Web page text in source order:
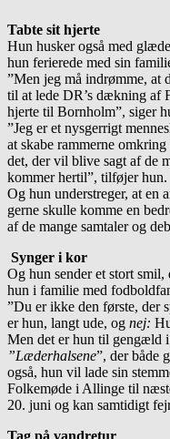
Tabte sit hjerte
Hun husker også med
hun ferierede med sin
”Men jeg må indrømme, at
til at lede DR’s dækning af
hjerte til Bornholm”, siger
”Jeg er et nysgerrigt
at skabe rammerne
det, der vil blive sagt af de
kommer hertil”, tilføjer hun.
Og hun understreger, at en
gerne skulle komme en
af de mange samtaler og
Synger i kor
Og hun sender et stort
hun i familie med
”Du er ikke den første, der
er hun, langt ude, og nej:
Men det er hun til gengæld
”Læderhalsene”, der både
også, hun vil lade sin
Folkemøde i Allinge til
20. juni og kan samtidigt